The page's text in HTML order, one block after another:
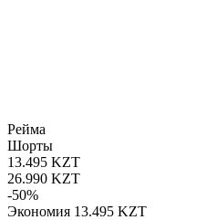
Рейма
Шорты
13.495 KZT
26.990 KZT
-50%
Экономия 13.495 KZT